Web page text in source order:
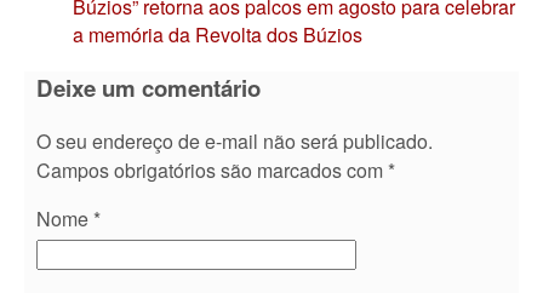
Búzios” retorna aos palcos em agosto para celebrar
a memória da Revolta dos Búzios
Deixe um comentário
O seu endereço de e-mail não será publicado.
Campos obrigatórios são marcados com *
Nome *